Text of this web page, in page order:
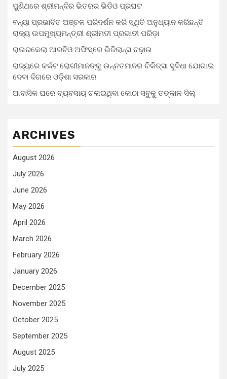
ପୁଣିଥରେ ଶ୍ରୀମନ୍ଦିର ଭିତରର ଭିଡିଓ ପ୍ରଘଟ
ବନ୍ୟା ପ୍ରଭାବିତ ଅଞ୍ଚଳ ପରିଦର୍ଶନ କରି ସ୍ଥିତି ଅନୁଧ୍ୟାନ କରିଛନ୍ତି
ରାଜ୍ୟ ଉପମୁଖ୍ୟମନ୍ତ୍ରୀ ଶ୍ରୀମତୀ ପ୍ରଭାତୀ ପରିଡ଼ା
ରାଉରକେଲା ଆରଟିଓ ଅଫିସ୍‌ରେ ଭିଜିଲାନ୍ସ ଚଢ଼ାଉ
ରାଜ୍ୟରେ କର୍କଟ ରୋଗୀମାନଙ୍କୁ ଉନ୍ନତମାନର ଚିକିତ୍ସା ସୁବିଧା ଯୋଗାଇ
ଦେବା ଦିଗରେ ଓଡ଼ିଶା ସରକାର
ଆବାସିକ ଘରେ ବ୍ୟବସାୟ ଚଳାଇଥିବା କୋଠା ସବୁକୁ ତତ୍କାଳ ସିଲ୍‌
ARCHIVES
August 2026
July 2026
June 2026
May 2026
April 2026
March 2026
February 2026
January 2026
December 2025
November 2025
October 2025
September 2025
August 2025
July 2025